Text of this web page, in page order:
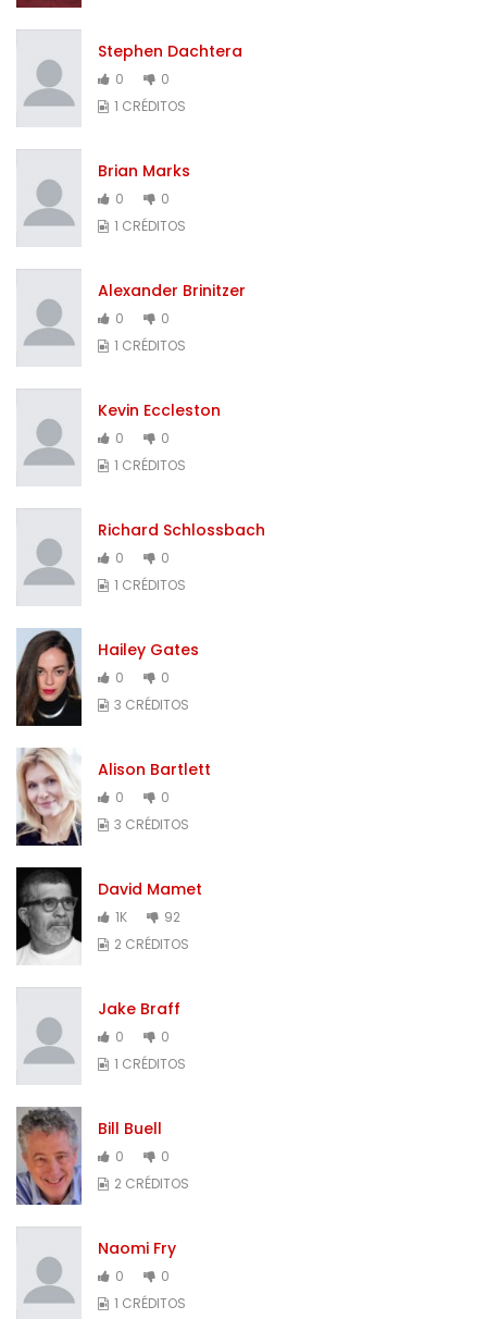
Stephen Dachtera
0
0
1 CRÉDITOS
Brian Marks
0
0
1 CRÉDITOS
Alexander Brinitzer
0
0
1 CRÉDITOS
Kevin Eccleston
0
0
1 CRÉDITOS
Richard Schlossbach
0
0
1 CRÉDITOS
Hailey Gates
0
0
3 CRÉDITOS
Alison Bartlett
0
0
3 CRÉDITOS
David Mamet
1K
92
2 CRÉDITOS
Jake Braff
0
0
1 CRÉDITOS
Bill Buell
0
0
2 CRÉDITOS
Naomi Fry
0
0
1 CRÉDITOS